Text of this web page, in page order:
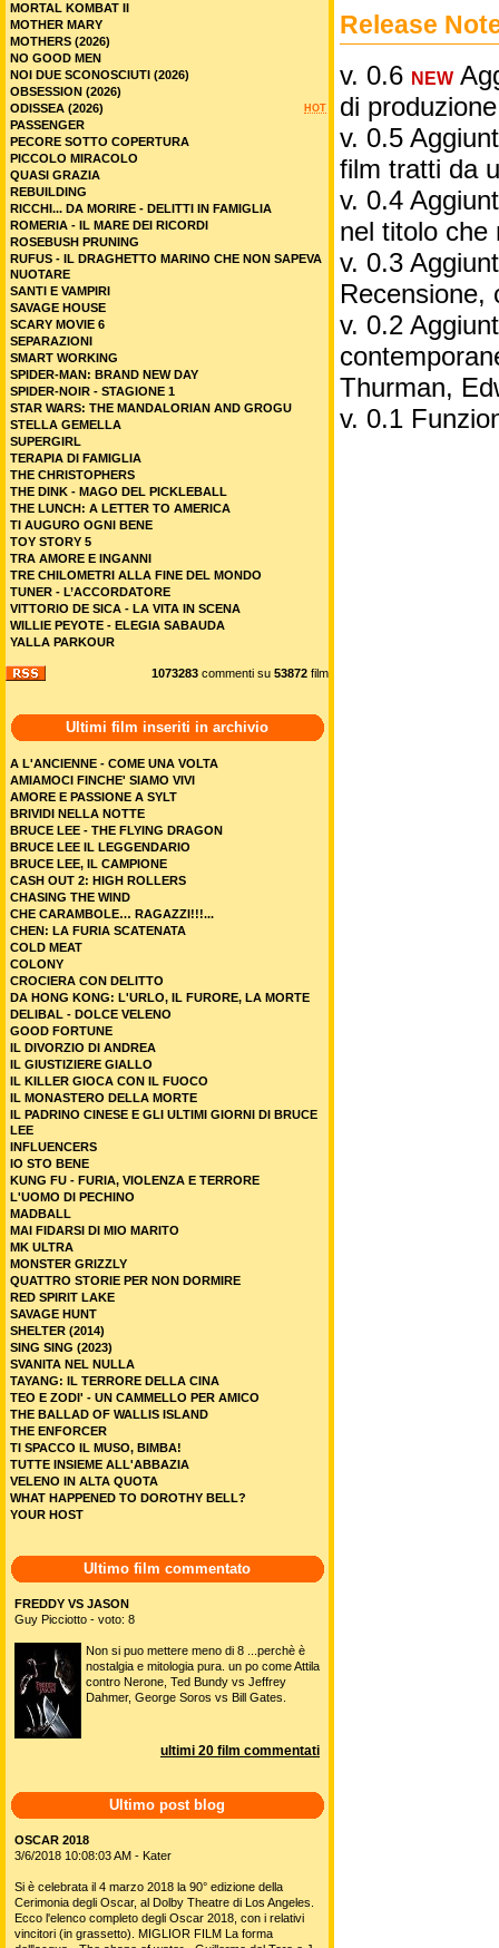
Release
v. 0.6 NEW
di
v. 0.5
film tratti da
v. 0.4
nel titolo che
v. 0.3
Recensione,
v. 0.2
Thurman,
v. 0.1
MORTAL KOMBAT II
MOTHER MARY
MOTHERS (2026)
NO GOOD MEN
NOI DUE SCONOSCIUTI (2026)
OBSESSION (2026)
HOT
ODISSEA (2026)
PASSENGER
PECORE SOTTO COPERTURA
PICCOLO MIRACOLO
QUASI GRAZIA
REBUILDING
RICCHI... DA MORIRE - DELITTI IN FAMIGLIA
ROMERIA - IL MARE DEI RICORDI
ROSEBUSH PRUNING
RUFUS - IL DRAGHETTO MARINO CHE NON SAPEVA
NUOTARE
SANTI E VAMPIRI
SAVAGE HOUSE
SCARY MOVIE 6
SEPARAZIONI
SMART WORKING
SPIDER-MAN: BRAND NEW DAY
SPIDER-NOIR - STAGIONE 1
STAR WARS: THE MANDALORIAN AND GROGU
STELLA GEMELLA
SUPERGIRL
TERAPIA DI FAMIGLIA
THE CHRISTOPHERS
THE DINK - MAGO DEL PICKLEBALL
THE LUNCH: A LETTER TO AMERICA
TI AUGURO OGNI BENE
TOY STORY 5
TRA AMORE E INGANNI
TRE CHILOMETRI ALLA FINE DEL MONDO
TUNER - L’ACCORDATORE
VITTORIO DE SICA - LA VITA IN SCENA
WILLIE PEYOTE - ELEGIA SABAUDA
YALLA PARKOUR
1073283 commenti su 53872 film
Ultimi film inseriti in archivio
A L'ANCIENNE - COME UNA VOLTA
AMIAMOCI FINCHE' SIAMO VIVI
AMORE E PASSIONE A SYLT
BRIVIDI NELLA NOTTE
BRUCE LEE - THE FLYING DRAGON
BRUCE LEE IL LEGGENDARIO
BRUCE LEE, IL CAMPIONE
CASH OUT 2: HIGH ROLLERS
CHASING THE WIND
CHE CARAMBOLE… RAGAZZI!!!...
CHEN: LA FURIA SCATENATA
COLD MEAT
COLONY
CROCIERA CON DELITTO
DA HONG KONG: L'URLO, IL FURORE, LA MORTE
DELIBAL - DOLCE VELENO
GOOD FORTUNE
IL DIVORZIO DI ANDREA
IL GIUSTIZIERE GIALLO
IL KILLER GIOCA CON IL FUOCO
IL MONASTERO DELLA MORTE
IL PADRINO CINESE E GLI ULTIMI GIORNI DI BRUCE
LEE
INFLUENCERS
IO STO BENE
KUNG FU - FURIA, VIOLENZA E TERRORE
L'UOMO DI PECHINO
MADBALL
MAI FIDARSI DI MIO MARITO
MK ULTRA
MONSTER GRIZZLY
QUATTRO STORIE PER NON DORMIRE
RED SPIRIT LAKE
SAVAGE HUNT
SHELTER (2014)
SING SING (2023)
SVANITA NEL NULLA
TAYANG: IL TERRORE DELLA CINA
TEO E ZODI' - UN CAMMELLO PER AMICO
THE BALLAD OF WALLIS ISLAND
THE ENFORCER
TI SPACCO IL MUSO, BIMBA!
TUTTE INSIEME ALL'ABBAZIA
VELENO IN ALTA QUOTA
WHAT HAPPENED TO DOROTHY BELL?
YOUR HOST
Ultimo film commentato
FREDDY VS JASON
Guy Picciotto - voto: 8
Non si puo mettere meno di 8 ...perchè è
nostalgia e mitologia pura. un po come Attila
contro Nerone, Ted Bundy vs Jeffrey
Dahmer, George Soros vs Bill Gates.
ultimi 20 film commentati
Ultimo post blog
OSCAR 2018
3/6/2018 10:08:03 AM - Kater
Si è celebrata il 4 marzo 2018 la 90° edizione della
Cerimonia degli Oscar, al Dolby Theatre di Los Angeles.
Ecco l'elenco completo degli Oscar 2018, con i relativi
vincitori (in grassetto). MIGLIOR FILM La forma